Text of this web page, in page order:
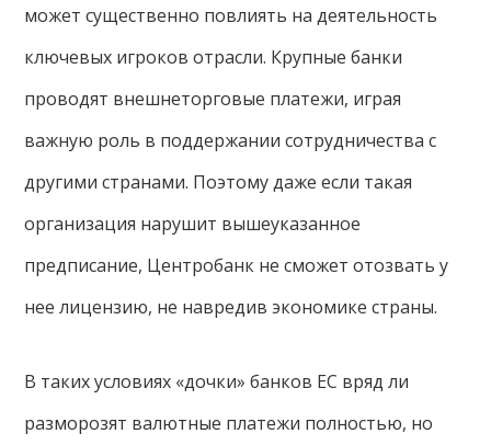
может существенно повлиять на деятельность
ключевых игроков отрасли. Крупные банки
проводят внешнеторговые платежи, играя
важную роль в поддержании сотрудничества с
другими странами. Поэтому даже если такая
организация нарушит вышеуказанное
предписание, Центробанк не сможет отозвать у
нее лицензию, не навредив экономике страны.
В таких условиях «дочки» банков ЕС вряд ли
разморозят валютные платежи полностью, но